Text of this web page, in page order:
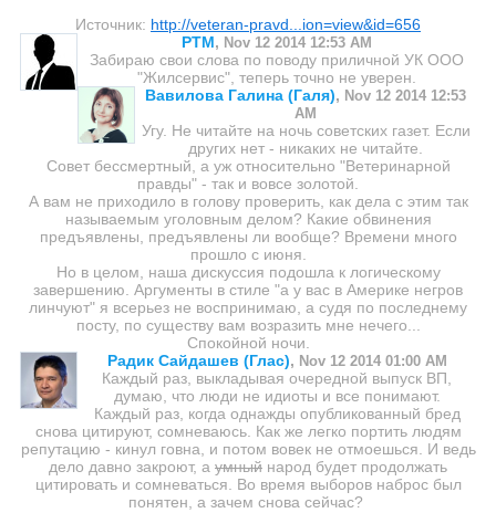
Источник: http://veteran-pravd...ion=view&id=656
PTM, Nov 12 2014 12:53 AM
Забираю свои слова по поводу приличной УК ООО
"Жилсервис", теперь точно не уверен.
Вавилова Галина (Галя), Nov 12 2014 12:53
AM
Угу. Не читайте на ночь советских газет. Если
других нет - никаких не читайте.
Совет бессмертный, а уж относительно "Ветеринарной
правды" - так и вовсе золотой.
А вам не приходило в голову проверить, как дела с этим так
называемым уголовным делом? Какие обвинения
предъявлены, предъявлены ли вообще? Времени много
прошло с июня.
Но в целом, наша дискуссия подошла к логическому
завершению. Аргументы в стиле "а у вас в Америке негров
линчуют" я всерьез не воспринимаю, а судя по последнему
посту, по существу вам возразить мне нечего...
Спокойной ночи.
Радик Сайдашев (Глас), Nov 12 2014 01:00 AM
Каждый раз, выкладывая очередной выпуск ВП,
думаю, что люди не идиоты и все понимают.
Каждый раз, когда однажды опубликованный бред
снова цитируют, сомневаюсь. Как же легко портить людям
репутацию - кинул говна, и потом вовек не отмоешься. И ведь
дело давно закроют, а умный народ будет продолжать
цитировать и сомневаться. Во время выборов наброс был
понятен, а зачем снова сейчас?